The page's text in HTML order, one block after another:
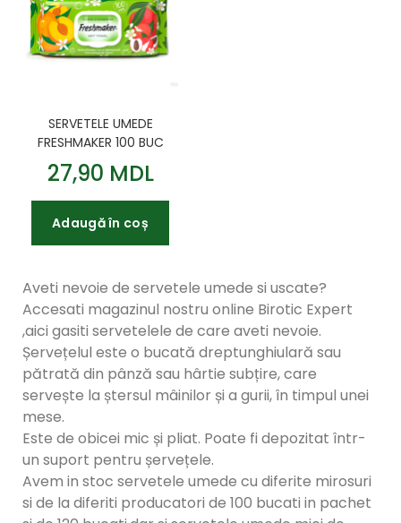
SERVETELE UMEDE
FRESHMAKER 100 BUC
Berry Blossom CU
CAPAC
27,90 MDL
Adaugă în coș
Aveti nevoie de servetele umede si uscate?
Accesati magazinul nostru online Birotic Expert
,aici gasiti servetelele de care aveti nevoie.
Șervețelul este o bucată dreptunghiulară sau
pătrată din pânză sau hârtie subțire, care
servește la ștersul mâinilor și a gurii, în timpul unei
mese.
Este de obicei mic și pliat. Poate fi depozitat într-
un suport pentru șervețele.
Avem in stoc servetele umede cu diferite mirosuri
si de la diferiti producatori de 100 bucati in pachet